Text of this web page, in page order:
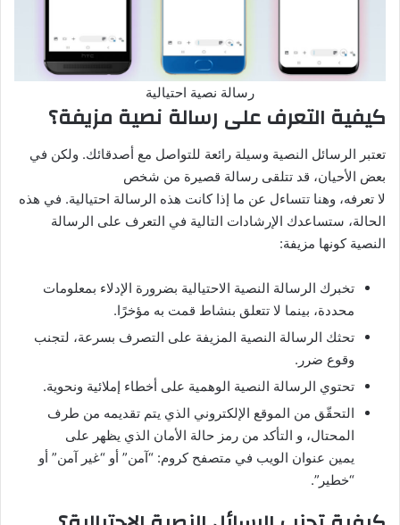
رسالة نصية احتيالية
كيفية التعرف على رسالة نصية مزيفة؟
تعتبر الرسائل النصية وسيلة رائعة للتواصل مع أصدقائك. ولكن في
بعض الأحيان، قد تتلقى رسالة قصيرة من شخص
لا تعرفه، وهنا تتساءل عن ما إذا كانت هذه الرسالة احتيالية. في هذه
الحالة، ستساعدك الإرشادات التالية في التعرف على الرسالة
النصية كونها مزيفة:
تخبرك الرسالة النصية الاحتيالية بضرورة الإدلاء بمعلومات
محددة، بينما لا تتعلق بنشاط قمت به مؤخرًا.
تحثك الرسالة النصية المزيفة على التصرف بسرعة، لتجنب
وقوع ضرر.
تحتوي الرسالة النصية الوهمية على أخطاء إملائية ونحوية.
التحقّق من الموقع الإلكتروني الذي يتم تقديمه من طرف
المحتال، و التأكد من رمز حالة الأمان الذي يظهر على
يمين عنوان الويب في متصفح كروم: “آمن” أو “غير آمن” أو
“خطير”.